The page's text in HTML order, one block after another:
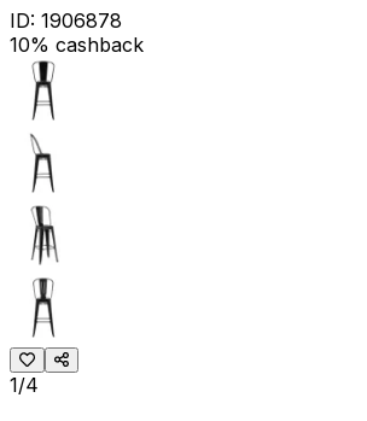
ID: 1906878
10% cashback
1/4